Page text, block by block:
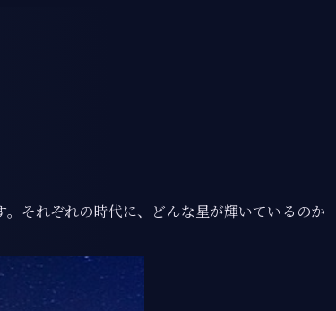
それぞれの時代に、どんな星が輝いているのか